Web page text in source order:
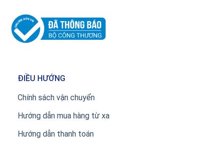
ĐIỀU HƯỚNG
Chính sách vận chuyển
Hướng dẫn mua hàng từ xa
Hướng dẫn thanh toán